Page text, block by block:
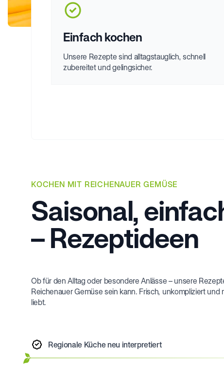
Einfach kochen
Unsere Rezepte sind alltagstauglich, schnell
zubereitet und gelingsicher.
KOCHEN MIT REICHENAUER GEMÜSE
Saisonal,
– Rezeptideen
Ob für den Alltag oder besondere Anlässe – unsere
Reichenauer Gemüse sein kann. Frisch, unkompliziert
liebt.
Regionale Küche neu interpretiert